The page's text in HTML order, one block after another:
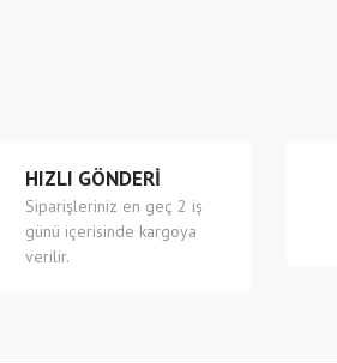
HIZLI GÖNDERİ
Siparişleriniz en geç 2 iş
günü içerisinde kargoya
verilir.